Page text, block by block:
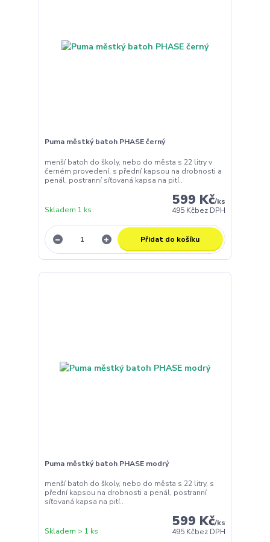
Puma městký batoh PHASE černý
menší batoh do školy, nebo do města s 22 litry v
černém provedení, s přední kapsou na drobnosti a
penál, postranní síťovaná kapsa na pití..
599 Kč/ks
495 Kčbez DPH
Skladem 1 ks
Přidat do košíku
Puma městký batoh PHASE modrý
menší batoh do školy, nebo do města s 22 litry, s
přední kapsou na drobnosti a penál, postranní
síťovaná kapsa na pití..
599 Kč/ks
495 Kčbez DPH
Skladem > 1 ks